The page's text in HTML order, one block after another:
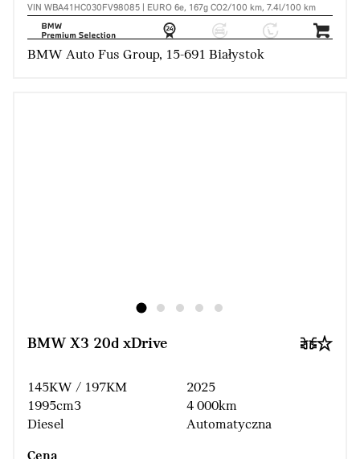
VIN WBA41HC030FV98085 | EURO 6e, 167g CO2/100 km, 7.4l/100 km
BMW Auto Fus Group, 15-691 Białystok
BMW X3 20d xDrive
145KW / 197KM
1995cm3
Diesel
2025
4 000km
Automatyczna